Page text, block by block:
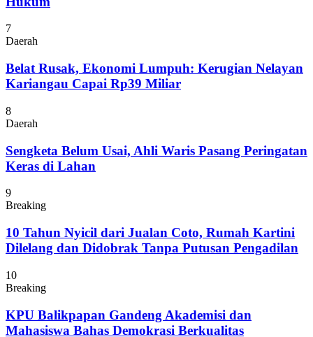
7
Daerah
Belat Rusak, Ekonomi Lumpuh: Kerugian Nelayan
Kariangau Capai Rp39 Miliar
8
Daerah
Sengketa Belum Usai, Ahli Waris Pasang Peringatan
Keras di Lahan
9
Breaking
10 Tahun Nyicil dari Jualan Coto, Rumah Kartini
Dilelang dan Didobrak Tanpa Putusan Pengadilan
10
Breaking
KPU Balikpapan Gandeng Akademisi dan
Mahasiswa Bahas Demokrasi Berkualitas